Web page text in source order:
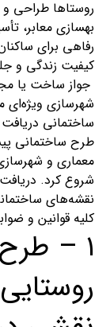
روستاها طراحی
بهسازی معابر،
رفاهی برای
کیفیت زندگی و
جواز ساخت یا
شهرسازی ویژه‌ای
ساختمانی
طرح ساختمانی
معماری و
شروع کرد.
نقشه‌های
کلیه قوانین و
۱ –